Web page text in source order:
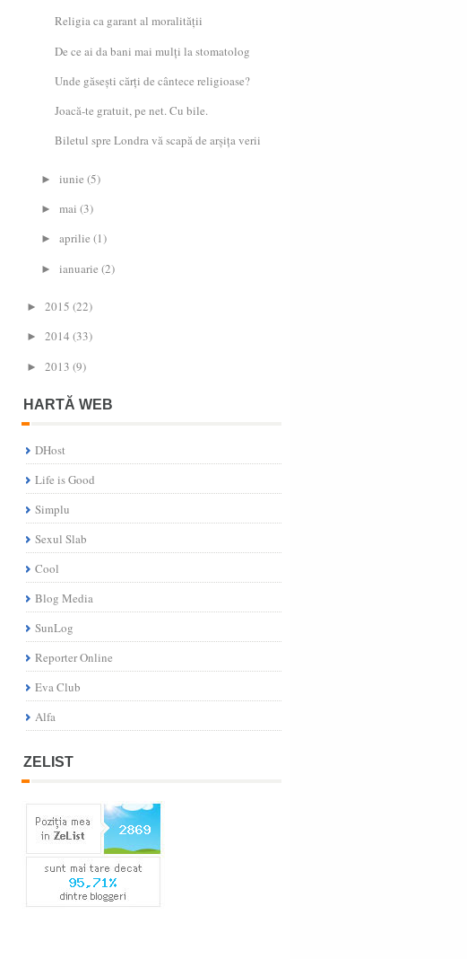
Religia ca garant al moralității
De ce ai da bani mai mulți la stomatolog
Unde găsești cărți de cântece religioase?
Joacă-te gratuit, pe net. Cu bile.
Biletul spre Londra vă scapă de arșița verii
► iunie (5)
► mai (3)
► aprilie (1)
► ianuarie (2)
► 2015 (22)
► 2014 (33)
► 2013 (9)
HARTĂ WEB
DHost
Life is Good
Simplu
Sexul Slab
Cool
Blog Media
SunLog
Reporter Online
Eva Club
Alfa
ZELIST